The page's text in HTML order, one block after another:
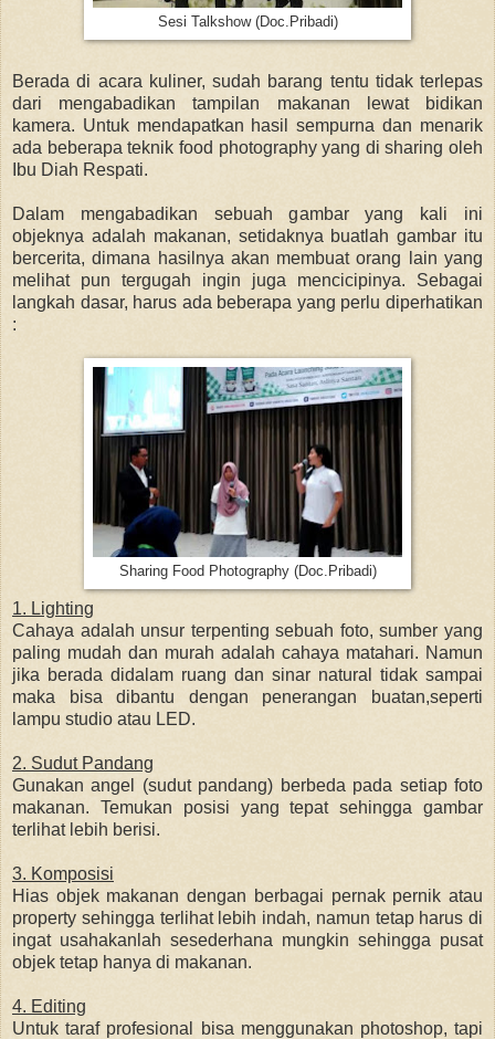
Sesi Talkshow (Doc.Pribadi)
Berada di acara kuliner, sudah barang tentu tidak terlepas
dari mengabadikan tampilan makanan lewat bidikan
kamera. Untuk mendapatkan hasil sempurna dan menarik
ada beberapa teknik food photography yang di sharing oleh
Ibu Diah Respati.
Dalam mengabadikan sebuah gambar yang kali ini
objeknya adalah makanan, setidaknya buatlah gambar itu
bercerita, dimana hasilnya akan membuat orang lain yang
melihat pun tergugah ingin juga mencicipinya. Sebagai
langkah dasar, harus ada beberapa yang perlu diperhatikan
:
Sharing Food Photography (Doc.Pribadi)
1. Lighting
Cahaya adalah unsur terpenting sebuah foto, sumber yang
paling mudah dan murah adalah cahaya matahari. Namun
jika berada didalam ruang dan sinar natural tidak sampai
maka bisa dibantu dengan penerangan buatan,seperti
lampu studio atau LED.
2. Sudut Pandang
Gunakan angel (sudut pandang) berbeda pada setiap foto
makanan. Temukan posisi yang tepat sehingga gambar
terlihat lebih berisi.
3. Komposisi
Hias objek makanan dengan berbagai pernak pernik atau
property sehingga terlihat lebih indah, namun tetap harus di
ingat usahakanlah sesederhana mungkin sehingga pusat
objek tetap hanya di makanan.
4. Editing
Untuk taraf profesional bisa menggunakan photoshop, tapi